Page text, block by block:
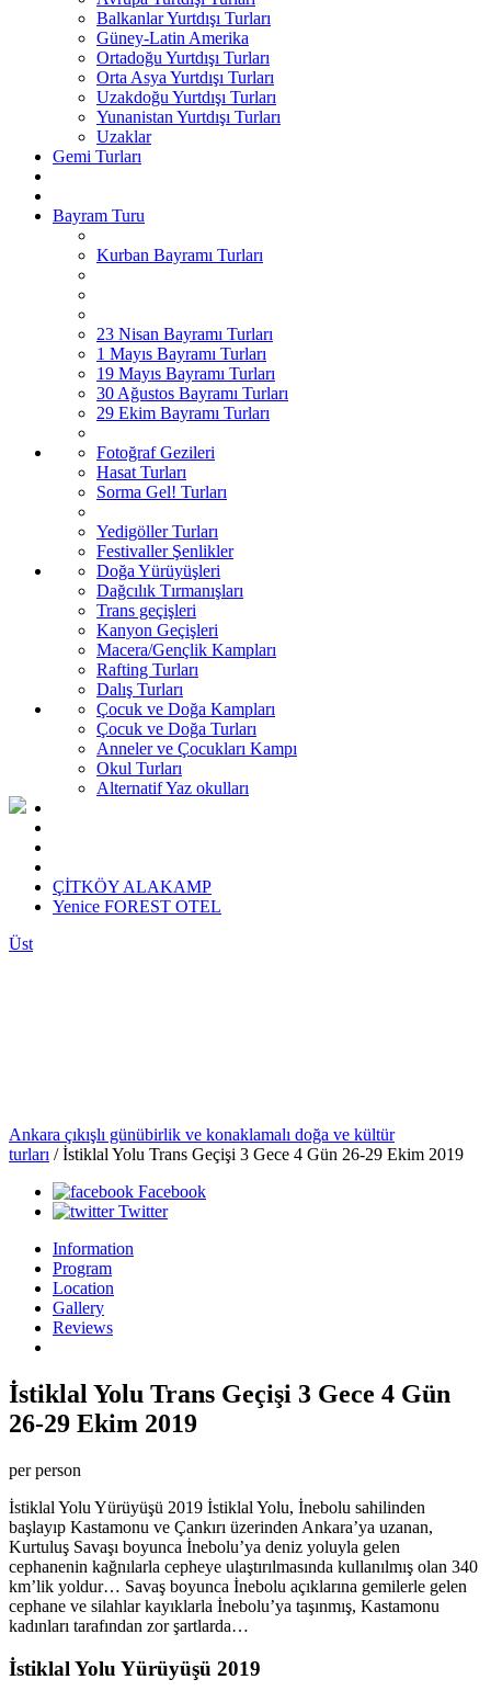
Balkanlar Yurtdışı Turları
Güney-Latin Amerika
Ortadoğu Yurtdışı Turları
Orta Asya Yurtdışı Turları
Uzakdoğu Yurtdışı Turları
Yunanistan Yurtdışı Turları
Uzaklar
Gemi Turları
Bayram Turu
Kurban Bayramı Turları
23 Nisan Bayramı Turları
1 Mayıs Bayramı Turları
19 Mayıs Bayramı Turları
30 Ağustos Bayramı Turları
29 Ekim Bayramı Turları
Fotoğraf Gezileri
Hasat Turları
Sorma Gel! Turları
Yedigöller Turları
Festivaller Şenlikler
Doğa Yürüyüşleri
Dağcılık Tırmanışları
Trans geçişleri
Kanyon Geçişleri
Macera/Gençlik Kampları
Rafting Turları
Dalış Turları
Çocuk ve Doğa Kampları
Çocuk ve Doğa Turları
Anneler ve Çocukları Kampı
Okul Turları
Alternatif Yaz okulları
ÇİTKÖY ALAKAMP
Yenice FOREST OTEL
Üst
Ankara çıkışlı günübirlik ve konaklamalı doğa ve kültür
turları /İstiklal Yolu Trans Geçişi 3 Gece 4 Gün 26-29 Ekim 2019
Facebook
Twitter
Information
Program
Location
Gallery
Reviews
İstiklal Yolu Trans Geçişi 3 Gece 4 Gün
26-29 Ekim 2019
per person
İstiklal Yolu Yürüyüşü 2019 İstiklal Yolu, İnebolu sahilinden
başlayıp Kastamonu ve Çankırı üzerinden Ankara’ya uzanan,
Kurtuluş Savaşı boyunca İnebolu’ya deniz yoluyla gelen
cephanenin kağnılarla cepheye ulaştırılmasında kullanılmış olan 340
km’lik yoldur… Savaş boyunca İnebolu açıklarına gemilerle gelen
cephane ve silahlar kayıklarla İnebolu’ya taşınmış, Kastamonu
kadınları tarafından zor şartlarda…
İstiklal Yolu Yürüyüşü 2019